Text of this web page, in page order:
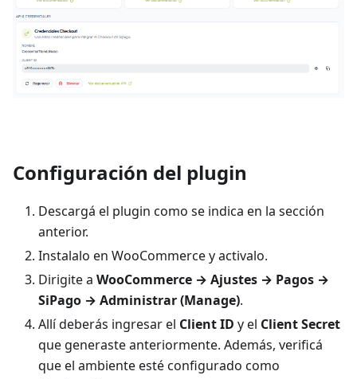
Configuración del plugin
Descargá el plugin como se indica en la sección
anterior.
Instalalo en WooCommerce y activalo.
Dirigite a WooCommerce → Ajustes → Pagos →
SiPago → Administrar (Manage).
Allí deberás ingresar el Client ID y el Client Secret
que generaste anteriormente. Además, verificá
que el ambiente esté configurado como